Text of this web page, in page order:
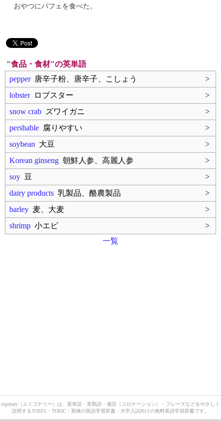
おやつにパフェを食べた。
"食品・食材"の英単語
pepper唐辛子粉、唐辛子、こしょう
>
lobsterロブスター
>
snow crab ズワイガニ
>
pershable 腐りやすい
>
soybean 大豆
>
Korean ginseng 朝鮮人参、高麗人参
>
soy 豆
>
dairy products 乳製品、酪農製品
>
barley 麦、大麦
>
shrimp 小エビ
>
一覧
eigonary（エイゴナリー）は、英単語・英熟語・連語（コロケーション）・フレーズなどをやさしく
説明するTOEFL・TOEIC・英検の英語学習辞書・大学入試向けの無料英語学習辞書です。